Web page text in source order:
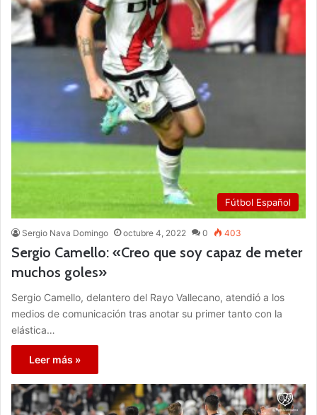
Fútbol Español
Sergio Nava Domingo octubre 4, 2022 0 403
Sergio Camello: «Creo que soy capaz de meter
muchos goles»
Sergio Camello, delantero del Rayo Vallecano, atendió a los
medios de comunicación tras anotar su primer tanto con la
elástica…
Leer más »